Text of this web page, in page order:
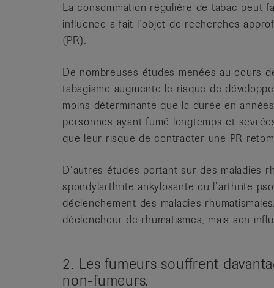
La consommation régulière de tabac peut
influence a fait l’objet de recherches
(PR).
De nombreuses études menées au cours
tabagisme augmente le risque de
moins déterminante que la durée en
personnes ayant fumé longtemps et
que leur risque de contracter une PR
D’autres études portant sur des maladies
spondylarthrite ankylosante ou l’arthrite
déclenchement des maladies
déclencheur de rhumatismes, mais son
2. Les fumeurs souffrent
non-fumeurs.